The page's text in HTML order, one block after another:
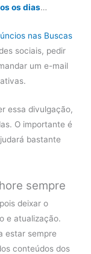
os dias…
nas Buscas
sociais, pedir
um e-mail
essa divulgação,
O importante é
bastante
sempre
deixar o
e atualização.
estar sempre
conteúdos dos